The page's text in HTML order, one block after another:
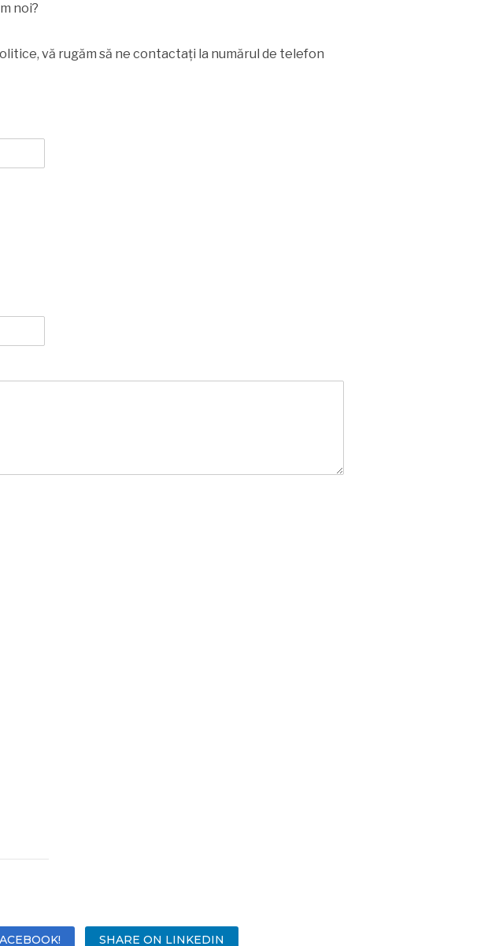
noi?
vă rugăm să ne contactați la numărul de telefon
SHARE ON LINKEDIN